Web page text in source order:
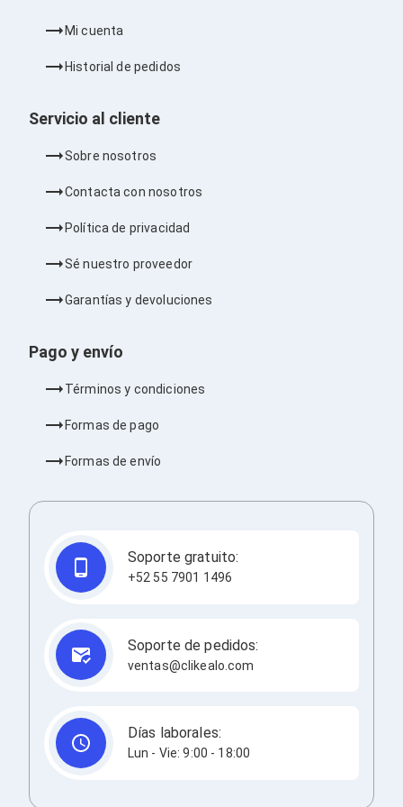
Accesorios para Cables
Conectores
Herramientas para Cables
Pinzas Ponchadoras
Probadores de Cable
Cortadoras de Cable
Protectores para Cables
Cables para Impresoras
Cableado Estructurado
Sujetadores de Cables
Cinchos
Adaptadores
Adaptadores PC
Adaptadores PC Serial
Adaptadores PC SATA
Adaptadores PC IDE
Adaptadores PC Teclado
Bluetooth
Adaptadores Video
Adaptadores Video DisplayPort
Divisores de Video
Extensores y Receptores de Vídeo
Adaptadores Video VGA / HD15
Repetidores USB
Adaptadores Audio
Adaptadores Audio AUX
Dispositivos de Entrada
Mousepads
Controles de Juego para PC
Servidores
Accesorios para Servidores
Charolas para Racks y Gabinetes
Mi cuenta
Historial de pedidos
Servicio al cliente
Sobre nosotros
Contacta con nosotros
Política de privacidad
Sé nuestro proveedor
Garantías y devoluciones
Pago y envío
Términos y condiciones
Formas de pago
Formas de envío
Soporte gratuito:
+52 55 7901 1496
Soporte de pedidos:
ventas@clikealo.com
Días laborales:
Lun - Vie: 9:00 - 18:00